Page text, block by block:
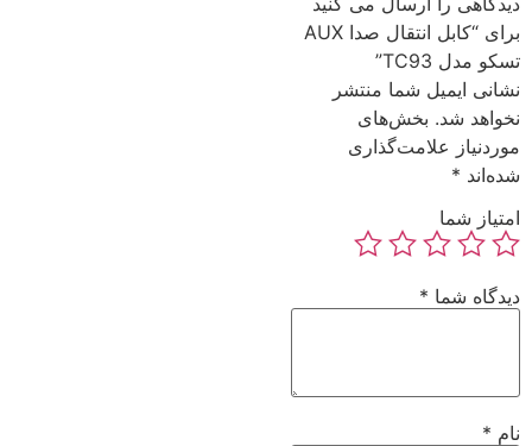
برای “کابل انتقال صدا AUX
تسکو مدل TC93”
نشانی ایمیل شما منتشر
نخواهد شد. بخش‌های
موردنیاز علامت‌گذاری
شده‌اند *
امتیاز شما
دیدگاه شما *
نام *